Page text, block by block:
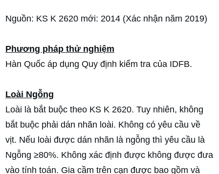
Nguồn: KS K 2620 mới: 2014 (Xác nhận năm 2019)
Phương pháp thử nghiệm
Hàn Quốc áp dụng Quy định kiểm tra của IDFB.
Loài Ngỗng
Loài là bắt buộc theo KS K 2620. Tuy nhiên, không
bắt buộc phải dán nhãn loài. Không có yêu cầu về
vịt. Nếu loài được dán nhãn là ngỗng thì yêu cầu là
Ngỗng ≥80%. Không xác định được không được đưa
vào tính toán. Gia cầm trên cạn được bao gồm và